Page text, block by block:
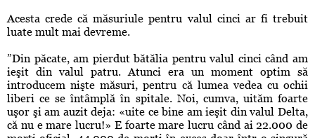
Acesta crede că măsuriule pentru valul cinci ar fi trebuit
luate mult mai devreme.
”Din păcate, am pierdut bătălia pentru valul cinci când am
ieşit din valul patru. Atunci era un moment optim să
introducem nişte măsuri, pentru că lumea vedea cu ochii
liberi ce se întâmplă în spitale. Noi, cumva, uităm foarte
uşor şi am auzit deja: «uite ce bine am ieşit din valul Delta,
că nu e mare lucru!» E foarte mare lucru când ai 22.000 de